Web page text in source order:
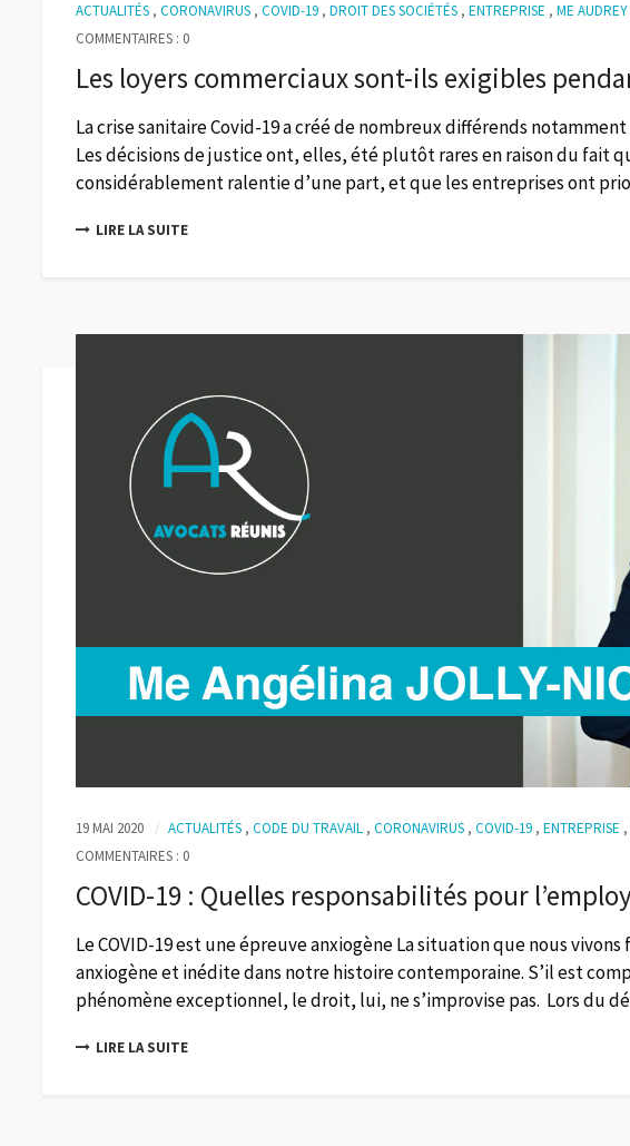
ACTUALITÉS , CORONAVIRUS , COVID-19 , DROIT DES SOCIÉTÉS , ENTREPRISE , ME
COMMENTAIRES : 0
Les loyers commerciaux sont-ils exigibles
La crise sanitaire Covid-19 a créé de nombreux différends
Les décisions de justice ont, elles, été plutôt rares en raison du fait
considérablement ralentie d’une part, et que les entreprises ont
LIRE LA SUITE
19 MAI 2020 ACTUALITÉS , CODE DU TRAVAIL , CORONAVIRUS , COVID-19 , ENTREPRISE ,
COMMENTAIRES : 0
COVID-19 : Quelles responsabilités pour
Le COVID-19 est une épreuve anxiogène La situation que nous vivons
anxiogène et inédite dans notre histoire contemporaine. S’il est
phénomène exceptionnel, le droit, lui, ne s’improvise pas. Lors du
LIRE LA SUITE